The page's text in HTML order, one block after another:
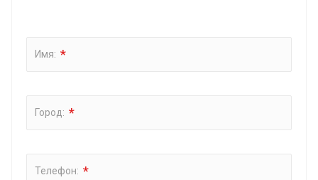
Имя: *
Город: *
Телефон: *